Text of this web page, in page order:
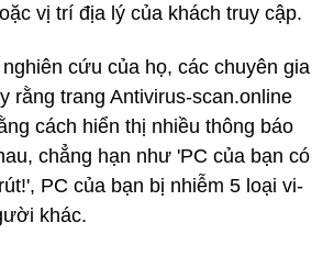
vị trí địa lý của khách truy cập.
cứu của họ, các chuyên gia
rằng trang Antivirus-scan.online
cách hiển thị nhiều thông báo
chẳng hạn như 'PC của bạn có
PC của bạn bị nhiễm 5 loại vi-
khác.